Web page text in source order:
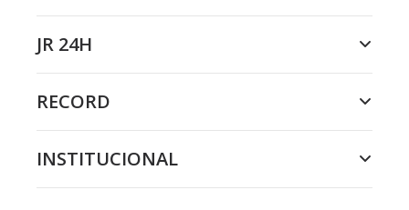
JR 24H
RECORD
INSTITUCIONAL